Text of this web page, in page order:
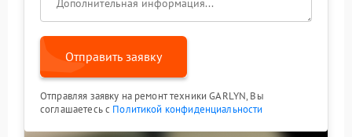
Отправить заявку
Отправляя заявку на ремонт техники GARLYN, Вы
соглашаетесь с Политикой конфиденциальности